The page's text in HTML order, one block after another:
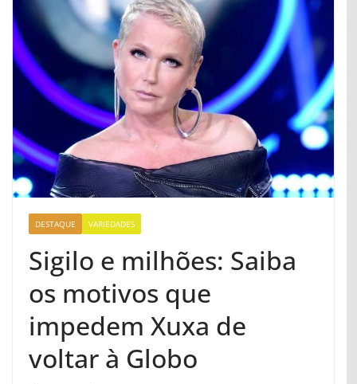
DESTAQUE VARIEDADES
Sigilo e milhões: Saiba
os motivos que
impedem Xuxa de
voltar à Globo